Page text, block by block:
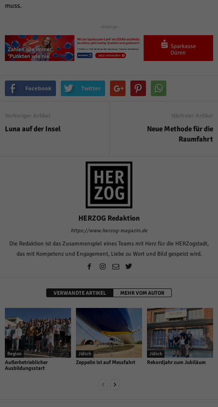
muss.
- Anzeige -
Facebook Twitter
Vorheriger Artikel
Luna auf der Insel
Nächster Artikel
Neue Methode für die
Raumfahrt
HERZOG Redaktion
https://www.herzog-magazin.de
Die Redaktion ist das Zusammenspiel eines Teams mit Herz für die HERZogstadt,
das mit Kompetenz und Engagement, Liebe zu Wort und Bild gespeist wird.
VERWANDTE ARTIKEL MEHR VOM AUTOR
Region
Außerbetrieblicher
Ausbildungsstart
Jülich
Zeppelin ist auf Messfahrt
Jülich
Rekordjahr zum Jubiläum